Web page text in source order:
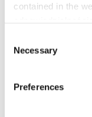
contained in the
121387608.
Selection
Necessary
Preferences
Für Fachleute